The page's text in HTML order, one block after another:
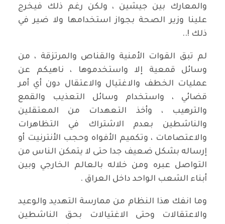
والمعارك بين جيشين ، ولكن رغم ذلك فيخرج
علينا وزير الصحة بجواز استخدامها ولا ضير في
ذلك !..
لم تبق القوات الأمنية والقناص والمرتزقة ، من
وسائل قمعية إلا واستخدموها ، ناهيكم عن
عمليات الخطف والاغتيال والاعتقال دون أي أمر
قضائي ، واستخدام وسائل التعذيب والقمع
والترهيب ، وأخذ التعهدات من المعتقلين
والناشطين بعدم الاشتراك في التظاهرات
والاعتصامات ، وتكميم الأفواه وحجب الأنترنيت أو
إرساله بشكل ضعيف جدا حتى لا يتمكن الناس من
التواصل عبره ومن خلاله بالعالم الخارجي وبين
أبناء الشعب الواحد داخل العراق .
وما انفك هذا النظام من ممارسة التهديد والوعيد
والاعتقالات وحتى الاغتيالات بحق الناشطين